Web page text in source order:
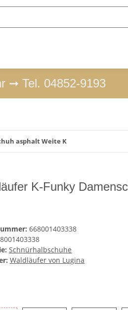
➞ Tel. 04852-9193
asphalt Weite K
K-Funky
668001403338
Schnürhalbschuhe
Waldläufer von Lugina